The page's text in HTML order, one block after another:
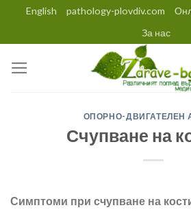
content
English pathology-plovdiv.com
За нас
ОПОРНО-ДВИГАТЕЛЕН
Счупване на
Симптоми при счупване на